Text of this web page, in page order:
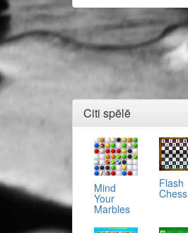
Citi spēlē
Mind
Your
Marbles
Flash
Chess